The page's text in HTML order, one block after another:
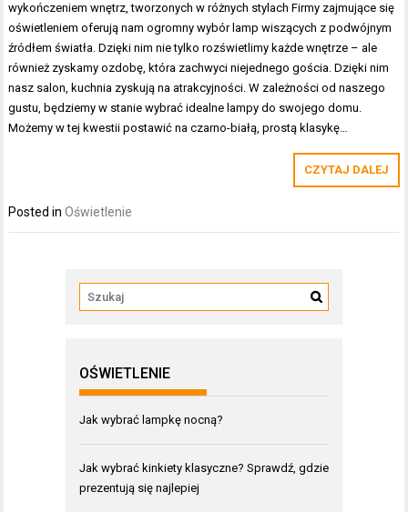
wykończeniem wnętrz, tworzonych w różnych stylach Firmy zajmujące się
oświetleniem oferują nam ogromny wybór lamp wiszących z podwójnym
źródłem światła. Dzięki nim nie tylko rozświetlimy każde wnętrze – ale
również zyskamy ozdobę, która zachwyci niejednego gościa. Dzięki nim
nasz salon, kuchnia zyskują na atrakcyjności. W zależności od naszego
gustu, będziemy w stanie wybrać idealne lampy do swojego domu.
Możemy w tej kwestii postawić na czarno-białą, prostą klasykę…
CZYTAJ DALEJ
Posted inOświetlenie
OŚWIETLENIE
Jak wybrać lampkę nocną?
Jak wybrać kinkiety klasyczne? Sprawdź, gdzie
prezentują się najlepiej